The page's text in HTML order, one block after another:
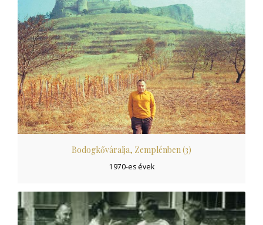
Bodogkőváralja, Zemplénben (3)
1970-es évek